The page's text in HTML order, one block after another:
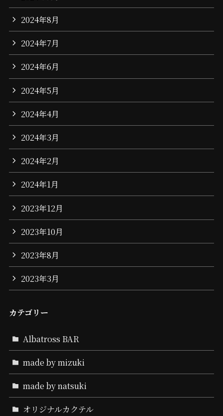
2024年8月
2024年7月
2024年6月
2024年5月
2024年4月
2024年3月
2024年2月
2024年1月
2023年12月
2023年10月
2023年8月
2023年3月
カテゴリー
Albatross BAR
made by mizuki
made by natsuki
オリジナルカクテル